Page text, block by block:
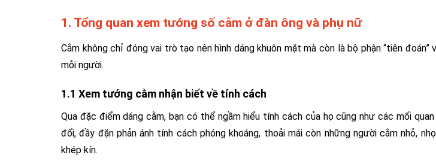
1. Tổng quan xem tướng số cằm ở đàn ông và phụ nữ
Cằm không chỉ đóng vai trò tạo nên hình dáng khuôn mặt mà còn là bộ phận “tiên đoán”
mỗi người.
1.1 Xem tướng cằm nhận biết về tính cách
Qua đặc điểm dáng cằm, bạn có thể ngầm hiểu tính cách của họ cũng như các mối
đối, đầy đặn phản ánh tính cách phóng khoáng, thoải mái còn những người cằm nhỏ,
khép kín.